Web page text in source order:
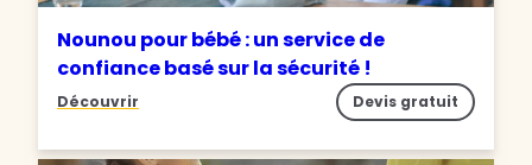
Nounou pour bébé : un service de
confiance basé sur la sécurité !
Découvrir Devis gratuit